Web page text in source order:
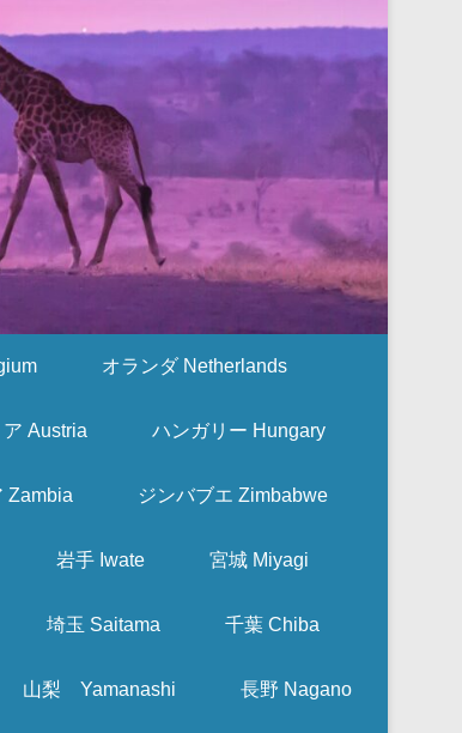
オランダ Netherlands
Austria ハンガリー Hungary
Zambia ジンバブエ Zimbabwe
岩手 Iwate 宮城 Miyagi
埼玉 Saitama 千葉 Chiba
山梨 Yamanashi 長野 Nagano